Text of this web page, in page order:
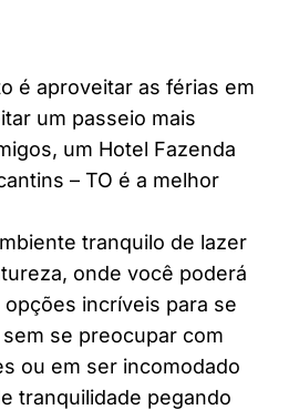
é aproveitar as férias em
um passeio mais
um Hotel Fazenda
– TO é a melhor
tranquilo de lazer
onde você poderá
incríveis para se
se preocupar com
ou em ser incomodado
tranquilidade pegando